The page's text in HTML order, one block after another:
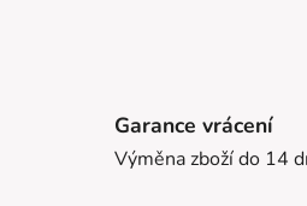
Garance vrácení
Výměna zboží do 14